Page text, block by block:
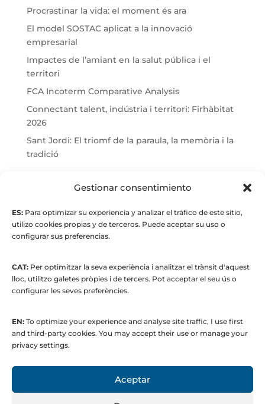
Gestionar consentimiento
ES: Para optimizar su experiencia y analizar el tráfico de este sitio,
utilizo cookies propias y de terceros. Puede aceptar su uso o
configurar sus preferencias.
CAT: Per optimitzar la seva experiència i analitzar el trànsit d'aquest
lloc, utilitzo galetes pròpies i de tercers. Pot acceptar el seu ús o
configurar les seves preferències.
EN: To optimize your experience and analyse site traffic, I use first
and third-party cookies. You may accept their use or manage your
privacy settings.
Aceptar
Procrastinar la vida: el moment és ara
El model SOSTAC aplicat a la innovació
empresarial
Impactes de l’amiant en la salut pública i el
territori
FCA Incoterm Comparative Analysis
Connectant talent, indústria i territori: Firhàbitat
2026
Sant Jordi: El triomf de la paraula, la memòria i la
tradició
© Maria Fernandez Alonso
Full index
© 2015 to present. María Fernández Alonso
Strategic Manager | Corporate